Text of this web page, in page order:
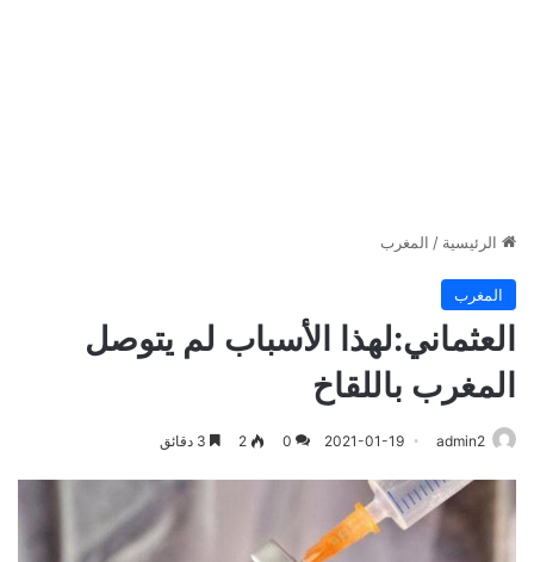
الرئيسية / المغرب
المغرب
العثماني:لهذا الأسباب لم يتوصل
المغرب باللقاخ
admin2
2021-01-19
0
2